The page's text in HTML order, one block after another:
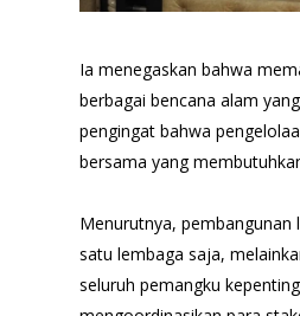
Ia menegaskan bahwa
berbagai bencana alam
pengingat bahwa
bersama yang
Menurutnya, pembangunan
satu lembaga saja,
seluruh pemangku